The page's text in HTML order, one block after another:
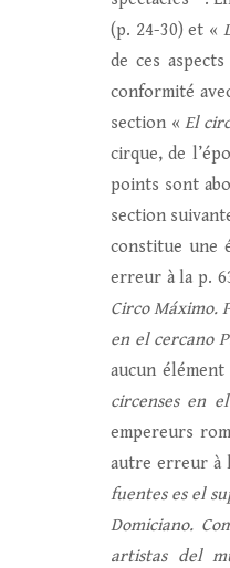
(p. 24-30) et «
de ces
conformité
section «El
cirque, de
points sont
section
constitue une
erreur à la p.
Circo Máximo.
en el cercano
aucun
circenses en
empereurs
autre erreur à
fuentes es el
Domiciano.
artistas del